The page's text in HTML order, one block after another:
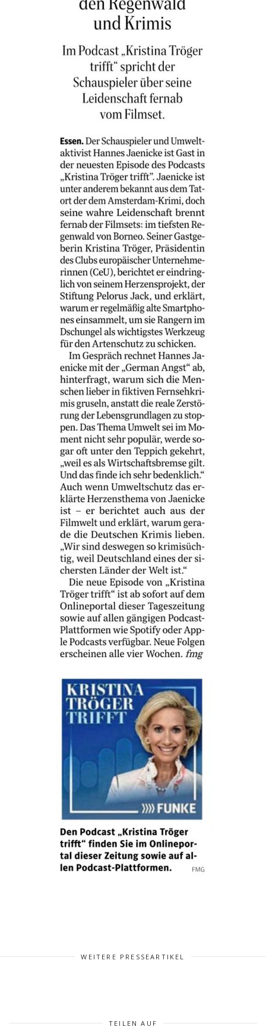
WEITERE PRESSEARTIKEL
TEILEN AUF